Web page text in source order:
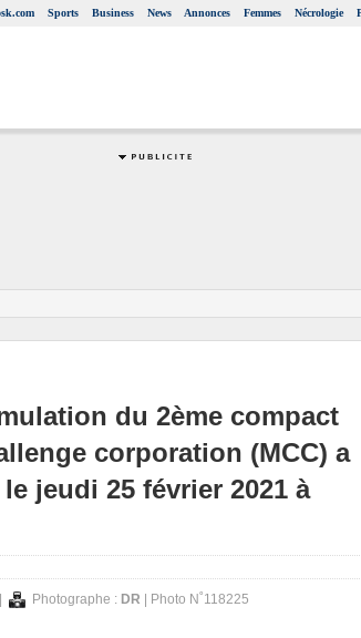
Sports Business News Annonces Femmes Nécrologie
du 2ème compact
corporation (MCC) a
jeudi 25 février 2021 à
Photographe : DR | Photo N˚118225